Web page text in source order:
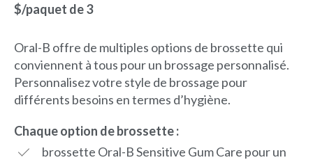
$/paquet de 3
Oral-B offre de multiples options de brossette qui
conviennent à tous pour un brossage personnalisé.
Personnalisez votre style de brossage pour
différents besoins en termes d’hygiène.
Chaque option de brossette :
brossette Oral-B Sensitive Gum Care pour un